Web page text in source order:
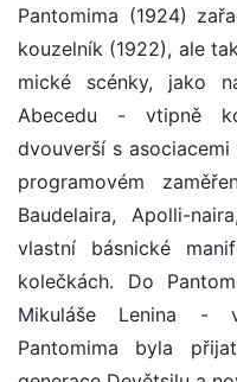
Pantomima (1924)
kouzelník (1922), ale
mické scénky, jako
Abecedu - vtipně
dvouverší s
programovém
Baudelaira, Apolli-
vlastní básnické
kolečkách. Do
Mikuláše Lenina -
Pantomima byla